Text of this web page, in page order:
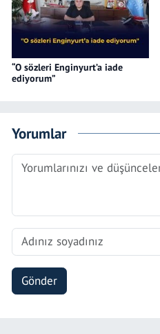
“O sözleri Enginyurt’a iade
ediyorum”
Yorumlar
Gönder